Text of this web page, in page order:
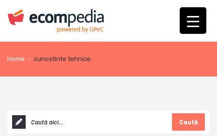
Home - cunostinte tehnice
Caută